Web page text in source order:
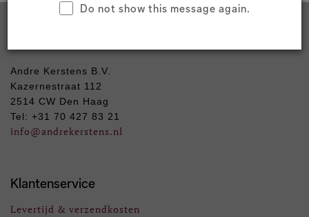
Do not show this message again.
Andre Kerstens B.V.
Kazernestraat 112
2514 CW Den Haag
Tel: +31 70 427 83 21
info@andrekerstens.nl
Klantenservice
Levertijd & verzendkosten